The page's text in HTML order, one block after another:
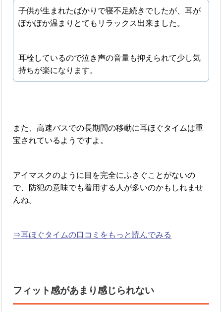
子供が生まれたばかりで寝不足続きでしたが、耳が
ぽかぽか温まりとてもリラックス出来ました。
耳栓しているので泣き声の音量も抑えられて少し気
持ちが楽になります。
また、高速バスでの長期間の移動に耳ほぐタイムは重
宝されているようですよ。
アイマスクのように目を完全にふさぐことがないの
で、防犯の意味でも着用する人が多いのかもしれませ
んね。
⇒耳ほぐタイムの口コミをもっと読んでみる
フィット感があまり感じられない